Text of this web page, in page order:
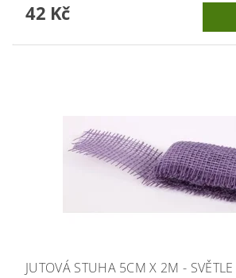
42 Kč
JUTOVÁ STUHA 5CM X 2M -